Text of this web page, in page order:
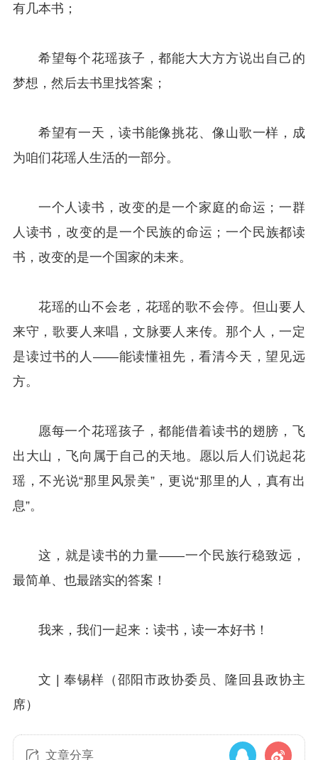
有几本书；
希望每个花瑶孩子，都能大大方方说出自己的
梦想，然后去书里找答案；
希望有一天，读书能像挑花、像山歌一样，成
为咱们花瑶人生活的一部分。
一个人读书，改变的是一个家庭的命运；一群
人读书，改变的是一个民族的命运；一个民族都读
书，改变的是一个国家的未来。
花瑶的山不会老，花瑶的歌不会停。但山要人
来守，歌要人来唱，文脉要人来传。那个人，一定
是读过书的人——能读懂祖先，看清今天，望见远
方。
愿每一个花瑶孩子，都能借着读书的翅膀，飞
出大山，飞向属于自己的天地。愿以后人们说起花
瑶，不光说“那里风景美”，更说“那里的人，真有出
息”。
这，就是读书的力量——一个民族行稳致远，
最简单、也最踏实的答案！
我来，我们一起来：读书，读一本好书！
文 | 奉锡样（邵阳市政协委员、隆回县政协主
席）
文章分享